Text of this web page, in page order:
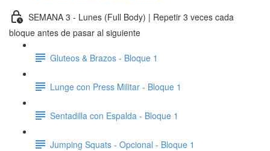
SEMANA 3 - Lunes (Full Body) | Repetir 3 veces cada
bloque antes de pasar al siguiente
Gluteos & Brazos - Bloque 1
Lunge con Press Militar - Bloque 1
Sentadilla con Espalda - Bloque 1
Jumping Squats - Opcional - Bloque 1